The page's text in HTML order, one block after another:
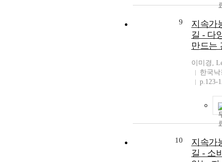
9
지속가
길 - 다
만드는
이미경,
한국
p.123-
10
지속가
길 - 소